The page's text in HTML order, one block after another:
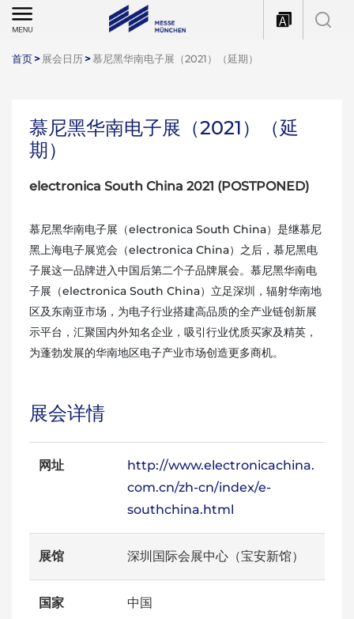
首页> 展会日历>慕尼黑华南电子展（2021）（延期）
慕尼黑华南电子展（2021）（延
期）
electronica South China 2021 (POSTPONED)
慕尼黑华南电子展（electronica South China）是继慕尼
黑上海电子展览会（electronica China）之后，慕尼黑电
子展这一品牌进入中国后第二个子品牌展会。慕尼黑华南电
子展（electronica South China）立足深圳，辐射华南地
区及东南亚市场，为电子行业搭建高品质的全产业链创新展
示平台，汇聚国内外知名企业，吸引行业优质买家及精英，
为蓬勃发展的华南地区电子产业市场创造更多商机。
展会详情
网址
http://www.electronicachina.
com.cn/zh-cn/index/e-
southchina.html
展馆 深圳国际会展中心（宝安新馆）
国家 中国